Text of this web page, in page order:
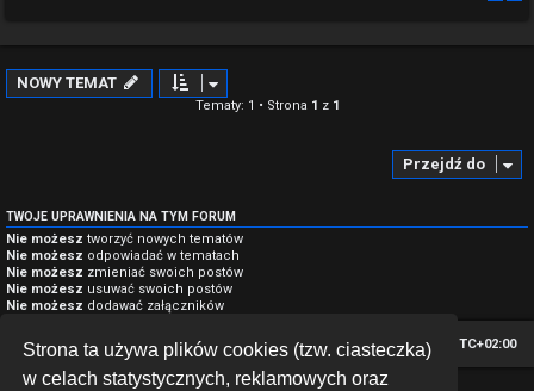
Strona ta używa plików cookies (tzw. ciasteczka)
w celach statystycznych, reklamowych oraz
NOWY TEMAT
Tematy: 1 • Strona 1 z 1
Przejdź do
TWOJE UPRAWNIENIA NA TYM FORUM
Nie możesz tworzyć nowych tematów
Nie możesz odpowiadać w tematach
Nie możesz zmieniać swoich postów
Nie możesz usuwać swoich postów
Nie możesz dodawać załączników
Strona główna Strefa czasowa UTC+02:00